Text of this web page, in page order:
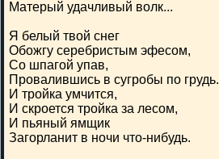
Матерый удачливый волк...
Я белый твой снег
Обожгу серебристым эфесом,
Со шпагой упав,
Провалившись в сугробы по грудь.
И тройка умчится,
И скроется тройка за лесом,
И пьяный ямщик
Загорланит в ночи что-нибудь.